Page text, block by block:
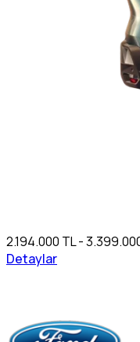
2.194.000 TL -
Detaylar